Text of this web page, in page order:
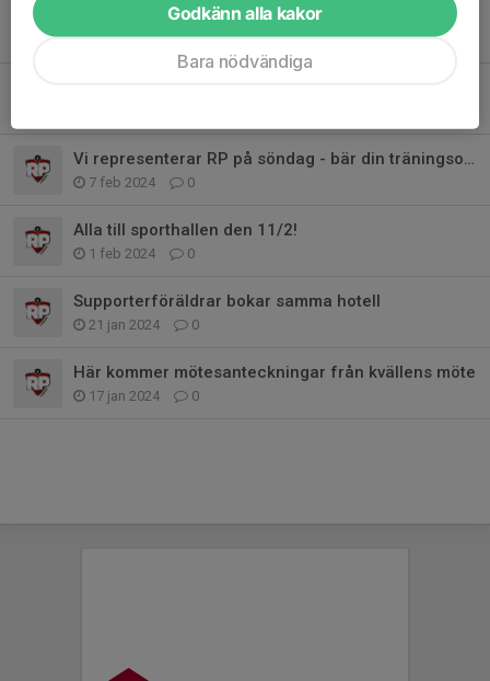
Cup med P-12
8 apr 2024 0
Vi representerar RP på söndag - bär din träningsoverall!
7 feb 2024 0
Alla till sporthallen den 11/2!
1 feb 2024 0
Supporterföräldrar bokar samma hotell
21 jan 2024 0
Här kommer mötesanteckningar från kvällens möte
17 jan 2024 0
Godkänn alla kakor
Bara nödvändiga